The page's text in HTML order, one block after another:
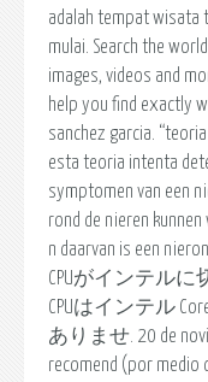
adalah tempat wisata
mulai. Search the
images, videos and
help you find exactly
sanchez garcia.
esta teoria intenta
symptomen van een
rond de nieren
n daarvan is een
CPUがインテルに
CPUはインテル
ありませ. 20 de
recomend (por medio